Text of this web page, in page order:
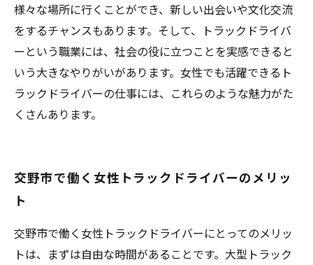
様々な場所に行くことができ、新しい出会いや文化交流
をするチャンスもあります。そして、トラックドライバ
ーという職業には、社会の役に立つことを実感できると
いう大きなやりがいがあります。女性でも活躍できるト
ラックドライバーの仕事には、これらのような魅力がた
くさんあります。
交野市で働く女性トラックドライバーのメリッ
ト
交野市で働く女性トラックドライバーにとってのメリッ
トは、まずは自由な時間があることです。大型トラック